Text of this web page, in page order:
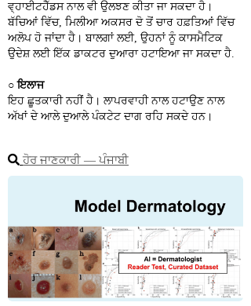
ਵ੍ਹਾਈਟਹੈੱਡਸ ਨਾਲ ਵੀ ਉਲਝਣ ਕੀਤਾ ਜਾ ਸਕਦਾ ਹੈ।
ਬੱਚਿਆਂ ਵਿੱਚ, ਮਿਲੀਆ ਅਕਸਰ ਦੋ ਤੋਂ ਚਾਰ ਹਫ਼ਤਿਆਂ ਵਿੱਚ
ਅਲੋਪ ਹੋ ਜਾਂਦਾ ਹੈ। ਬਾਲਗਾਂ ਲਈ, ਉਹਨਾਂ ਨੂੰ ਕਾਸਮੈਟਿਕ
ਉਦੇਸ਼ ਲਈ ਇੱਕ ਡਾਕਟਰ ਦੁਆਰਾ ਹਟਾਇਆ ਜਾ ਸਕਦਾ ਹੈ.
○ ਇਲਾਜ
ਇਹ ਛੂਤਕਾਰੀ ਨਹੀਂ ਹੈ। ਲਾਪਰਵਾਹੀ ਨਾਲ ਹਟਾਉਣ ਨਾਲ
ਅੱਖਾਂ ਦੇ ਆਲੇ ਦੁਆਲੇ ਪੰਕਟੇਟ ਦਾਗ ਰਹਿ ਸਕਦੇ ਹਨ।
ਹੋਰ ਜਾਣਕਾਰੀ ― ਪੰਜਾਬੀ